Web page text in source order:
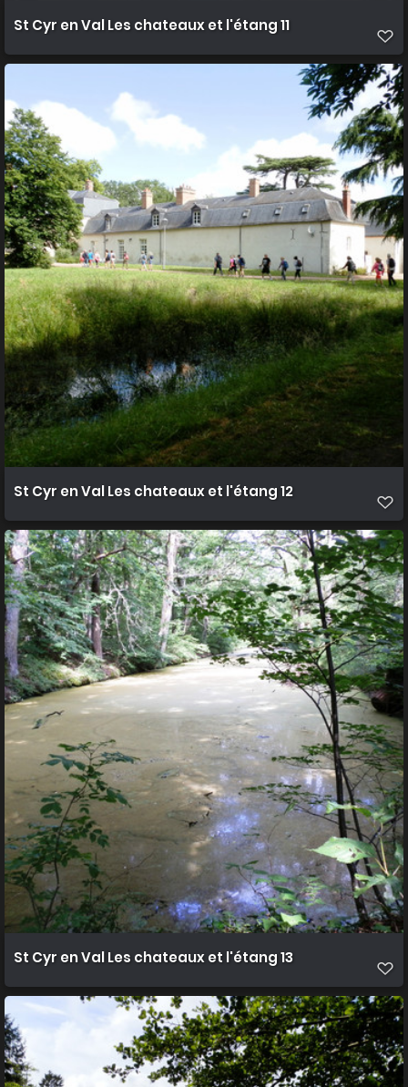
St Cyr en Val Les chateaux et l'étang 11
St Cyr en Val Les chateaux et l'étang 12
St Cyr en Val Les chateaux et l'étang 13